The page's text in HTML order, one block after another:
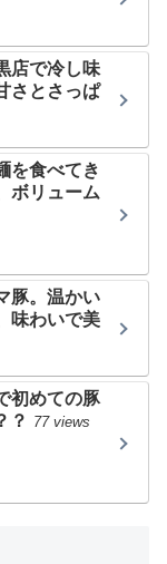
店で冷し味
さとさっぱ
を食べてき
ボリューム
豚。温かい
味わいで美
初めての豚
？ 77 views